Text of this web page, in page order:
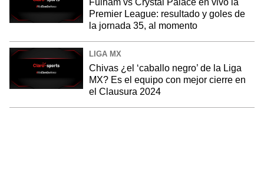
Fulham vs Crystal Palace en vivo la
Premier League: resultado y goles de
la jornada 35, al momento
LIGA MX
Chivas ¿el ‘caballo negro’ de la Liga
MX? Es el equipo con mejor cierre en
el Clausura 2024